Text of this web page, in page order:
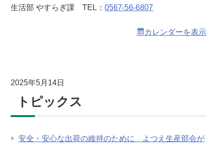
生活部 やすらぎ課 TEL：0567-56-6807
カレンダーを表示
2025年5月14日
トピックス
安全・安心な出荷の維持のために よつえ生産部会が